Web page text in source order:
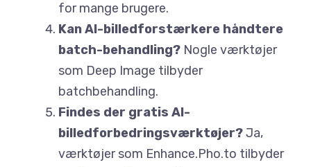
for mange brugere.
Kan AI-billedforstærkere håndtere
batch-behandling? Nogle værktøjer
som Deep Image tilbyder
batchbehandling.
Findes der gratis AI-
billedforbedringsværktøjer?Ja,
værktøjer som Enhance.Pho.to tilbyder